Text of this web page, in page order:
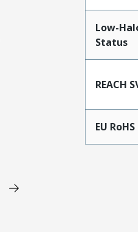
Low-
Status
REACH
EU RoHS